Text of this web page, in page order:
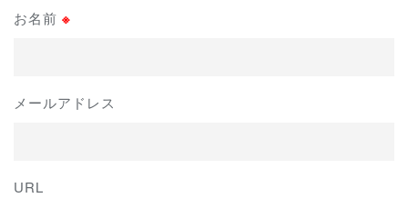
お名前 ※
メールアドレス
URL